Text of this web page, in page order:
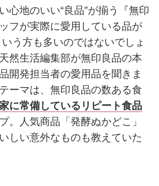
心地のいい“良品”が揃う『無印
フが実際に愛用している品が
う方も多いのではないでしょ
然生活編集部が無印良品の本
開発担当者の愛用品を聞きま
ーマは、無印良品の数ある食
家に常備しているリピート食品
。人気商品「発酵ぬかどこ」
しい意外なものも教えていた